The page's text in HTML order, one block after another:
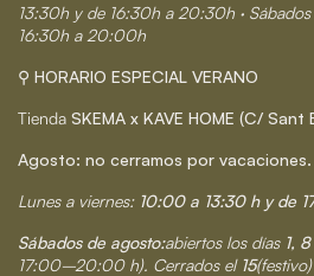
13:30h y de 16:30h a 20:30h ·
16:30h a 20:00h
⚲ HORARIO ESPECIAL VERANO
Tienda SKEMA x KAVE HOME (C/ Sant
Agosto: no cerramos por vacaciones.
Lunes a viernes: 10:00 a 13:30 h y de
Sábados de agosto:abiertos los días 1,
17:00–20:00 h). Cerrados el 15